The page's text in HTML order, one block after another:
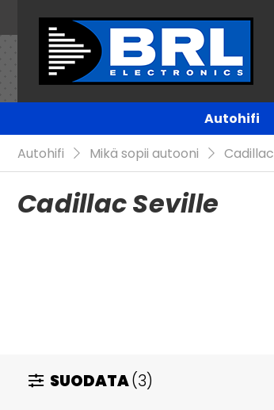
Autohifi
Autohifi
Mikä sopii autooni Cadillac
Cadillac Seville
SUODATA(3)